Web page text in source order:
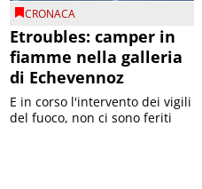
CRONACA
Etroubles: camper in
fiamme nella galleria
di Echevennoz
E in corso l'intervento dei vigili
del fuoco, non ci sono feriti